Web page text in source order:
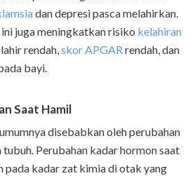
dan depresi pasca melahirkan.
juga meningkatkan risiko kelahiran
rendah,skor APGARrendah, dan
bayi.
Saat Hamil
disebabkan oleh perubahan
Perubahan kadar hormon saat
pada kadar zat kimia di otak yang